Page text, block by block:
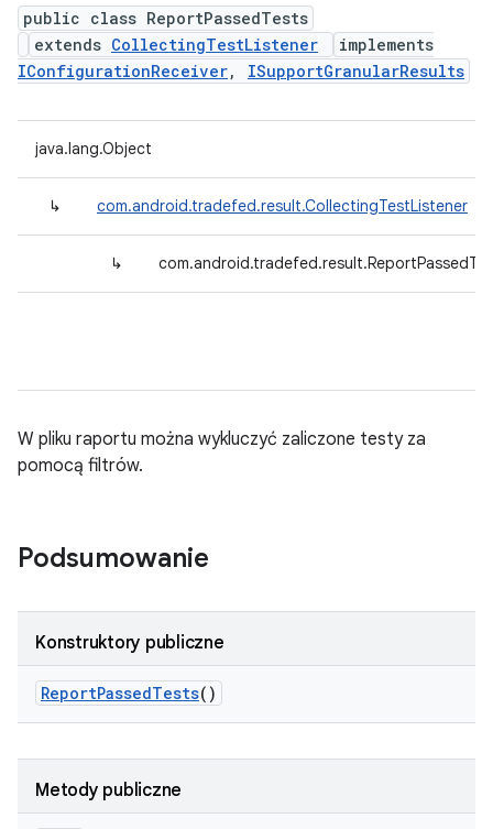
public class ReportPassedTests
extends CollectingTestListener
implements
IConfigurationReceiver, ISupportGranularResults
java.lang.Object
↳ com.android.tradefed.result.CollectingTestListener
↳
W pliku raportu można wykluczyć zaliczone testy za
pomocą filtrów.
Podsumowanie
Konstruktory publiczne
ReportPassedTests()
Metody publiczne